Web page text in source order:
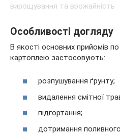
Особливості догляду
В якості основних прийомів
картоплею застосовують:
розпушування ґрунту;
видалення смітної
підгортання;
дотримання